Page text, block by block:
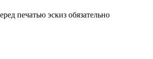
печатью эскиз обязательно